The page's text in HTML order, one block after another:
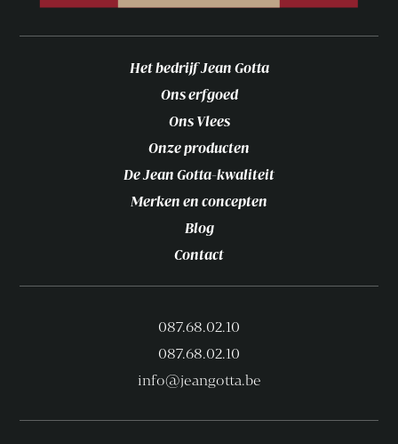
Het bedrijf Jean Gotta
Ons erfgoed
Ons Vlees
Onze producten
De Jean Gotta-kwaliteit
Merken en concepten
Blog
Contact
087.68.02.10
087.68.02.10
info@jeangotta.be